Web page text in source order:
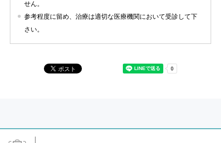
せん。
参考程度に留め、治療は適切な医療機関において受診して下
さい。